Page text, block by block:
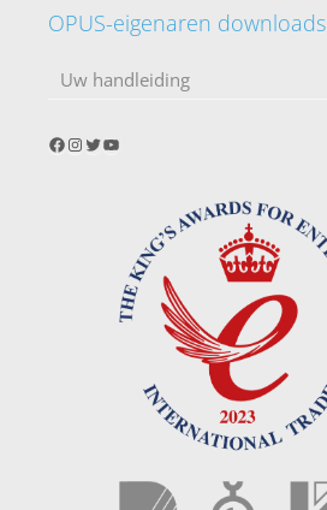
OPUS-eigenaren downloads
Uw handleiding
Facebook
Instagram
Twitter